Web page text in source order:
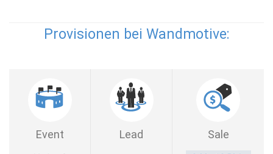
Provisionen bei Wandmotive:
Event Lead Sale